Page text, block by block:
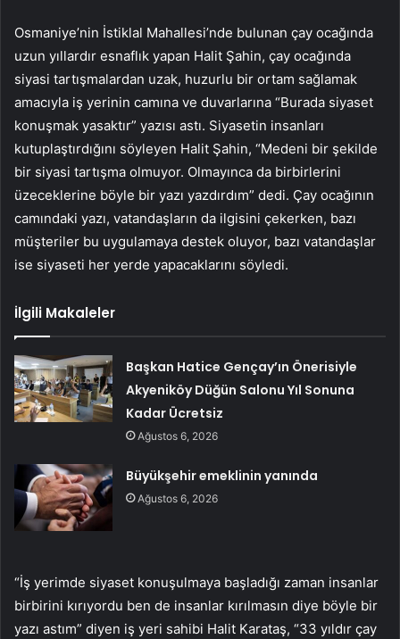
Osmaniye’nin İstiklal Mahallesi’nde bulunan çay ocağında
uzun yıllardır esnaflık yapan Halit Şahin, çay ocağında
siyasi tartışmalardan uzak, huzurlu bir ortam sağlamak
amacıyla iş yerinin camına ve duvarlarına “Burada siyaset
konuşmak yasaktır” yazısı astı. Siyasetin insanları
kutuplaştırdığını söyleyen Halit Şahin, “Medeni bir şekilde
bir siyasi tartışma olmuyor. Olmayınca da birbirlerini
üzeceklerine böyle bir yazı yazdırdım” dedi. Çay ocağının
camındaki yazı, vatandaşların da ilgisini çekerken, bazı
müşteriler bu uygulamaya destek oluyor, bazı vatandaşlar
ise siyaseti her yerde yapacaklarını söyledi.
İlgili Makaleler
Başkan Hatice Gençay’ın Önerisiyle
Akyeniköy Düğün Salonu Yıl Sonuna
Kadar Ücretsiz
Ağustos 6, 2026
Büyükşehir emeklinin yanında
Ağustos 6, 2026
“İş yerimde siyaset konuşulmaya başladığı zaman insanlar
birbirini kırıyordu ben de insanlar kırılmasın diye böyle bir
yazı astım” diyen iş yeri sahibi Halit Karataş, “33 yıldır çay